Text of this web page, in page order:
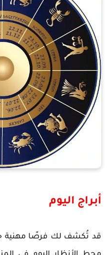
أبراج اليوم
قد تُكشف لك فرصًا مهنية